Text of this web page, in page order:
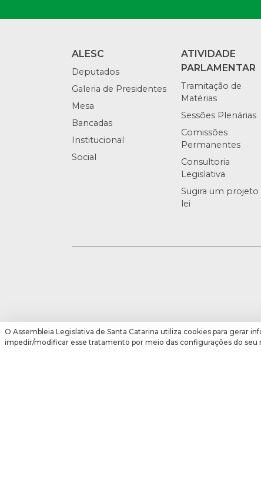
ALESC
Deputados
Galeria de Presidentes
Mesa
Bancadas
Institucional
Social
ATIVIDADE
PARLAMENTAR
Tramitação de
Matérias
Sessões Plenárias
Comissões
Permanentes
Consultoria
Legislativa
Sugira um projeto
lei
O Assembleia Legislativa de Santa Catarina utiliza cookies para gerar
impedir/modificar esse tratamento por meio das configurações do seu